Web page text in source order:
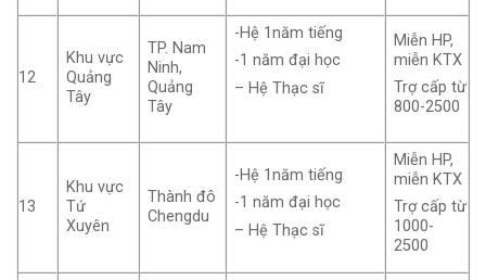
12
Khu vực
Quảng
Tây
TP. Nam
Ninh,
Quảng
Tây
-Hệ 1năm tiếng
-1 năm đại học
– Hệ Thạc sĩ
Miễn HP,
miễn KTX
Trợ cấp từ
800-2500
13
Khu vực
Tứ
Xuyên
Thành đô
Chengdu
-Hệ 1năm tiếng
-1 năm đại học
– Hệ Thạc sĩ
Miễn HP,
miễn KTX
Trợ cấp từ
1000-
2500